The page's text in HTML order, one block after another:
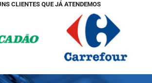
CLIENTES QUE JÁ ATENDEMOS